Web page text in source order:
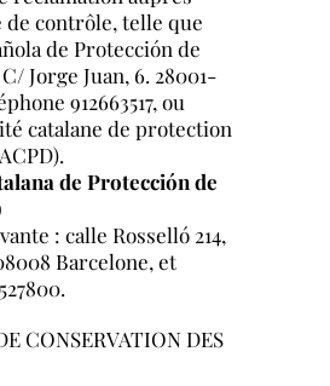
de contrôle, telle que
de Protección de
Jorge Juan, 6. 28001-
912663517, ou
catalane de protection
de Protección de
: calle Rosselló 214,
Barcelone, et
CONSERVATION DES